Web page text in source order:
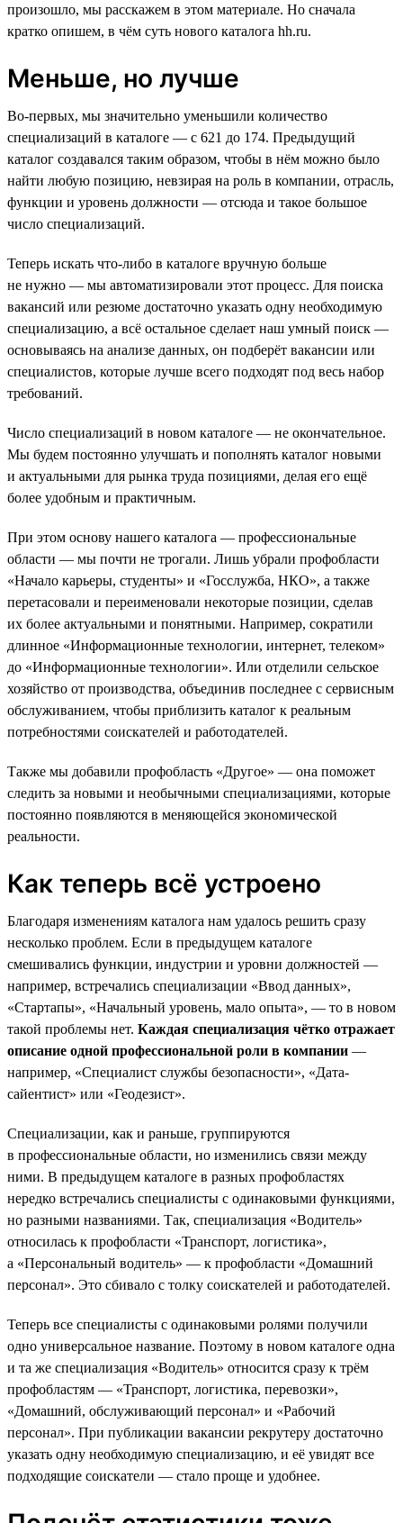
произошло, мы расскажем в этом материале. Но сначала
кратко опишем, в чём суть нового каталога hh.ru.
Меньше, но лучше
Во-первых, мы значительно уменьшили количество
специализаций в каталоге — с 621 до 174. Предыдущий
каталог создавался таким образом, чтобы в нём можно было
найти любую позицию, невзирая на роль в компании, отрасль,
функции и уровень должности — отсюда и такое большое
число специализаций.
Теперь искать что-либо в каталоге вручную больше
не нужно — мы автоматизировали этот процесс. Для поиска
вакансий или резюме достаточно указать одну необходимую
специализацию, а всё остальное сделает наш умный поиск —
основываясь на анализе данных, он подберёт вакансии или
специалистов, которые лучше всего подходят под весь набор
требований.
Число специализаций в новом каталоге — не окончательное.
Мы будем постоянно улучшать и пополнять каталог новыми
и актуальными для рынка труда позициями, делая его ещё
более удобным и практичным.
При этом основу нашего каталога — профессиональные
области — мы почти не трогали. Лишь убрали профобласти
«Начало карьеры, студенты» и «Госслужба, НКО», а также
перетасовали и переименовали некоторые позиции, сделав
их более актуальными и понятными. Например, сократили
длинное «Информационные технологии, интернет, телеком»
до «Информационные технологии». Или отделили сельское
хозяйство от производства, объединив последнее с сервисным
обслуживанием, чтобы приблизить каталог к реальным
потребностями соискателей и работодателей.
Также мы добавили профобласть «Другое» — она поможет
следить за новыми и необычными специализациями, которые
постоянно появляются в меняющейся экономической
реальности.
Как теперь всё устроено
Благодаря изменениям каталога нам удалось решить сразу
несколько проблем. Если в предыдущем каталоге
смешивались функции, индустрии и уровни должностей —
например, встречались специализации «Ввод данных»,
«Стартапы», «Начальный уровень, мало опыта», — то в новом
такой проблемы нет. Каждая специализация чётко отражает
описание одной профессиональной роли в компании —
например, «Специалист службы безопасности», «Дата-
сайентист» или «Геодезист».
Специализации, как и раньше, группируются
в профессиональные области, но изменились связи между
ними. В предыдущем каталоге в разных профобластях
нередко встречались специалисты с одинаковыми функциями,
но разными названиями. Так, специализация «Водитель»
относилась к профобласти «Транспорт, логистика»,
а «Персональный водитель» — к профобласти «Домашний
персонал». Это сбивало с толку соискателей и работодателей.
Теперь все специалисты с одинаковыми ролями получили
одно универсальное название. Поэтому в новом каталоге одна
и та же специализация «Водитель» относится сразу к трём
профобластям — «Транспорт, логистика, перевозки»,
«Домашний, обслуживающий персонал» и «Рабочий
персонал». При публикации вакансии рекрутеру достаточно
указать одну необходимую специализацию, и её увидят все
подходящие соискатели — стало проще и удобнее.